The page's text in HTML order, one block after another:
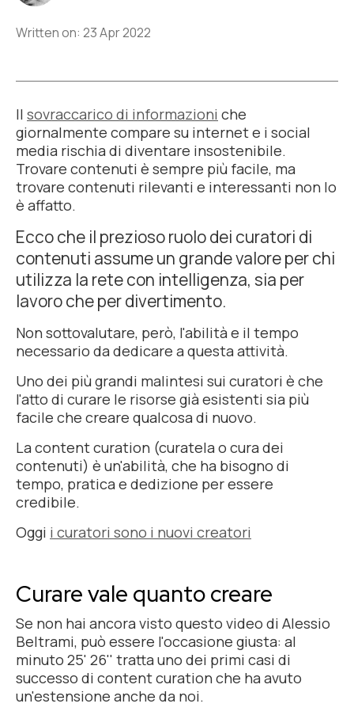
Written on: 23 Apr 2022
Il sovraccarico di informazioni che
giornalmente compare su internet e i social
media rischia di diventare insostenibile.
Trovare contenuti è sempre più facile, ma
trovare contenuti rilevanti e interessanti non lo
è affatto.
Ecco che il prezioso ruolo dei curatori di
contenuti assume un grande valore per chi
utilizza la rete con intelligenza, sia per
lavoro che per divertimento.
Non sottovalutare, però, l'abilità e il tempo
necessario da dedicare a questa attività.
Uno dei più grandi malintesi sui curatori è che
l'atto di curare le risorse già esistenti sia più
facile che creare qualcosa di nuovo.
La content curation (curatela o cura dei
contenuti) è un'abilità, che ha bisogno di
tempo, pratica e dedizione per essere
credibile.
Oggi i curatori sono i nuovi creatori
Curare vale quanto creare
Se non hai ancora visto questo video di Alessio
Beltrami, può essere l'occasione giusta: al
minuto 25' 26'' tratta uno dei primi casi di
successo di content curation che ha avuto
un'estensione anche da noi.